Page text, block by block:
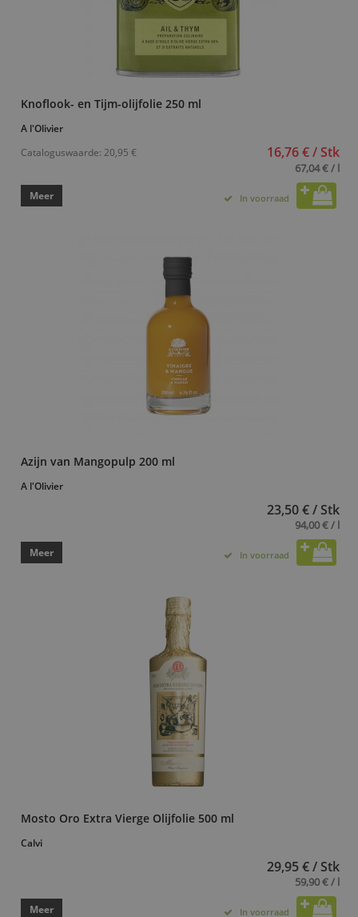
Knoflook- en Tijm-olijfolie 250 ml
A l'Olivier
Cataloguswaarde: 20,95 € 16,76 € / Stk
67,04 € / l
Meer In voorraad
Azijn van Mangopulp 200 ml
A l'Olivier
23,50 € / Stk
94,00 € / l
Meer In voorraad
Mosto Oro Extra Vierge Olijfolie 500 ml
Calvi
29,95 € / Stk
59,90 € / l
Meer In voorraad